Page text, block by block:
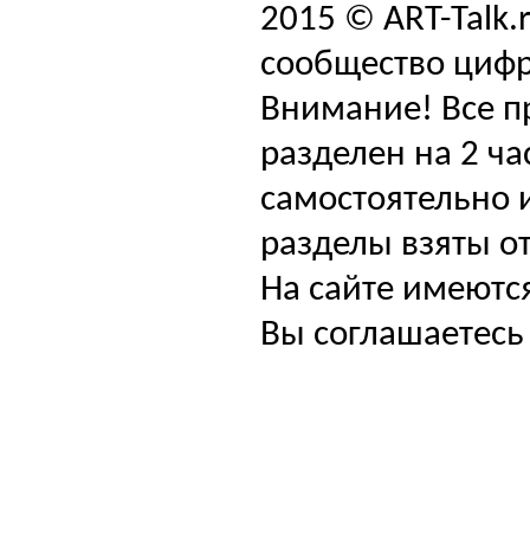
2015 © ART-
сообщество
Внимание! Все
разделен на 2
самостоятельно
разделы взяты
На сайте
Вы